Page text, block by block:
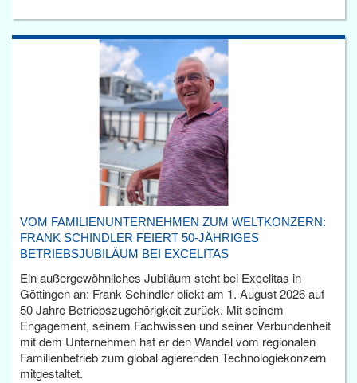
VOM FAMILIENUNTERNEHMEN ZUM WELTKONZERN:
FRANK SCHINDLER FEIERT 50-JÄHRIGES
BETRIEBSJUBILÄUM BEI EXCELITAS
Ein außergewöhnliches Jubiläum steht bei Excelitas in
Göttingen an: Frank Schindler blickt am 1. August 2026 auf
50 Jahre Betriebszugehörigkeit zurück. Mit seinem
Engagement, seinem Fachwissen und seiner Verbundenheit
mit dem Unternehmen hat er den Wandel vom regionalen
Familienbetrieb zum global agierenden Technologiekonzern
mitgestaltet.